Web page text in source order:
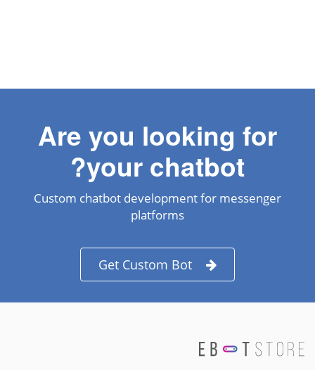
Are you looking for
your chatbot?
Custom chatbot development for messenger
platforms
Get Custom Bot